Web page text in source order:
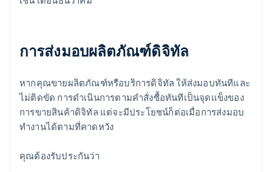
การส่งมอบผลิตภัณฑ์ดิจิทัล
หากคุณขายผลิตภัณฑ์หรือบริการดิจิทัล ให้ส่งมอบทันทีและ
ไม่ติดขัด การดำเนินการตามคำสั่งซื้อทันทีเป็นจุดแข็งของ
การขายสินค้าดิจิทัล แต่จะมีประโยชน์ก็ต่อเมื่อการส่งมอบ
ทำงานได้ตามที่คาดหวัง
คุณต้องรับประกันว่า